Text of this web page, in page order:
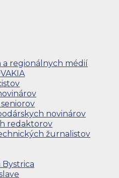
regionálnych médií
novinárov
redaktorov
žurnalistov
Bystrica